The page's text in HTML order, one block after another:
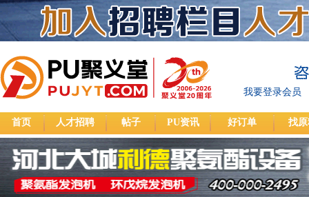
我要登录会员
首页 人才招聘 帖子 PU资讯 好订单 找